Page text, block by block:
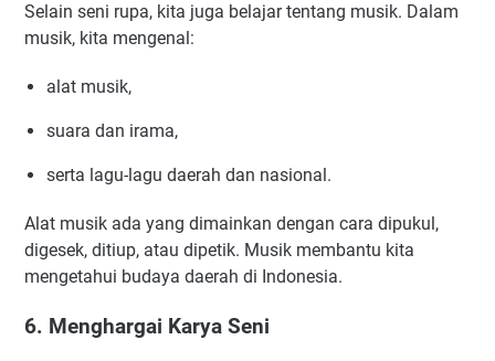
Selain seni rupa, kita juga belajar tentang musik. Dalam
musik, kita mengenal:
alat musik,
suara dan irama,
serta lagu-lagu daerah dan nasional.
Alat musik ada yang dimainkan dengan cara dipukul,
digesek, ditiup, atau dipetik. Musik membantu kita
mengetahui budaya daerah di Indonesia.
6. Menghargai Karya Seni